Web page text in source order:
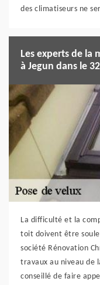
des climatiseurs ne
Les experts de la
à Jegun dans le
La difficulté et la
toit doivent être
société Rénovation
travaux au niveau de
conseillé de faire